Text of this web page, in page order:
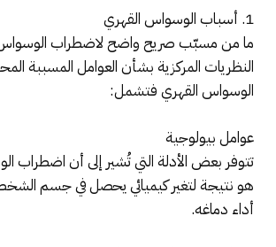
1. أسباب الوسواس القهري
ما من مسبّب صريح واضح لاضطراب الوسواس
النظريات المركزية بشأن العوامل المسببة
الوسواس القهري فتشمل:
عوامل بيولوجية
تتوفر بعض الأدلة التي تُشير إلى أن اضطراب
هو نتيجة لتغير كيميائي يحصل في جسم
أداء دماغه.